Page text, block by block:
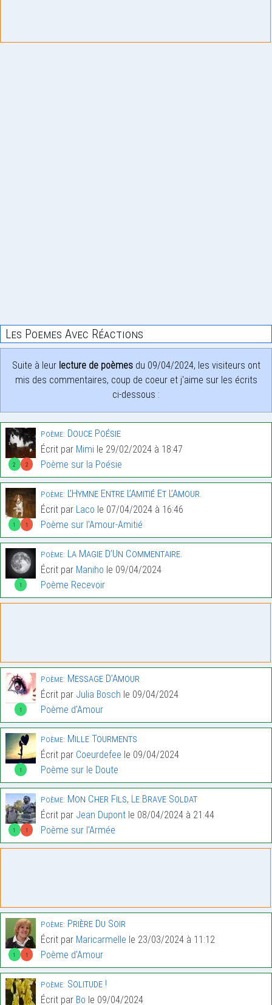
Les Poemes Avec Réactions
Suite à leur lecture de poèmesdu 09/04/2024, les visiteurs ont
mis des commentaires, coup de coeur et j'aime sur les écrits
ci-dessous :
2 2
Poème: Douce Poésie
Écrit par Mimi le 29/02/2024 à 18:47
Poème sur la Poésie
1 1
Poème: L’Hymne Entre L’Amitié Et L’Amour.
Écrit par Laco le 07/04/2024 à 16:46
Poème sur l'Amour-Amitié
1
Poème: La Magie D’Un Commentaire.
Écrit par Maniho le 09/04/2024
Poème Recevoir
1
Poème: Message D’Amour
Écrit par Julia Bosch le 09/04/2024
Poème d'Amour
1
Poème: Mille Tourments
Écrit par Coeurdefee le 09/04/2024
Poème sur le Doute
1 1
Poème: Mon Cher Fils, Le Brave Soldat
Écrit par Jean Dupont le 08/04/2024 à 21:44
Poème sur l'Armée
1 1
Poème: Prière Du Soir
Écrit par Maricarmelle le 23/03/2024 à 11:12
Poème d'Amour
Poème: Solitude !
Écrit par Bo le 09/04/2024